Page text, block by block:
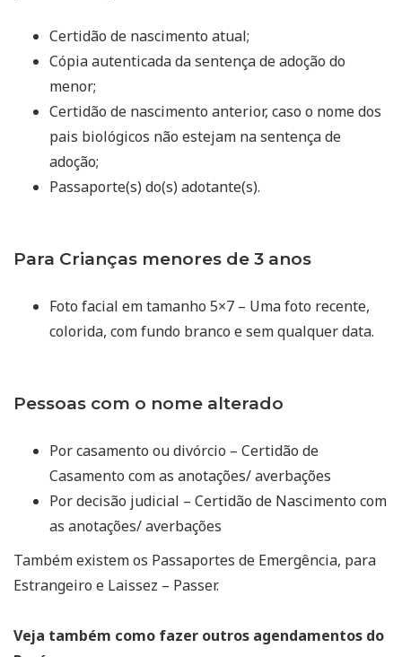
Certidão de nascimento atual;
Cópia autenticada da sentença de adoção do
menor;
Certidão de nascimento anterior, caso o nome dos
pais biológicos não estejam na sentença de
adoção;
Passaporte(s) do(s) adotante(s).
Para Crianças menores de 3 anos
Foto facial em tamanho 5×7 – Uma foto recente,
colorida, com fundo branco e sem qualquer data.
Pessoas com o nome alterado
Por casamento ou divórcio – Certidão de
Casamento com as anotações/ averbações
Por decisão judicial – Certidão de Nascimento com
as anotações/ averbações
Também existem os Passaportes de Emergência, para
Estrangeiro e Laissez – Passer.
Veja também como fazer outros agendamentos do